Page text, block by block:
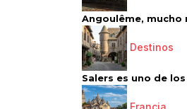
Angoulême, mucho
Destinos
Salers es uno de
Francia